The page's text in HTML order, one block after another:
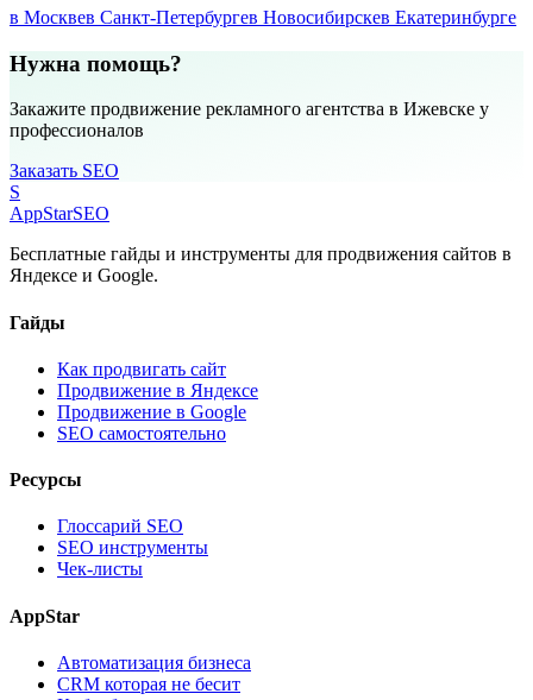
в Москвев Санкт-Петербургев Новосибирскев Екатеринбурге
Нужна помощь?
Закажите продвижение рекламного агентства в Ижевске у
профессионалов
Заказать SEO
S
AppStarSEO
Бесплатные гайды и инструменты для продвижения сайтов в
Яндексе и Google.
Гайды
Как продвигать сайт
Продвижение в Яндексе
Продвижение в Google
SEO самостоятельно
Ресурсы
Глоссарий SEO
SEO инструменты
Чек-листы
AppStar
Автоматизация бизнеса
CRM которая не бесит